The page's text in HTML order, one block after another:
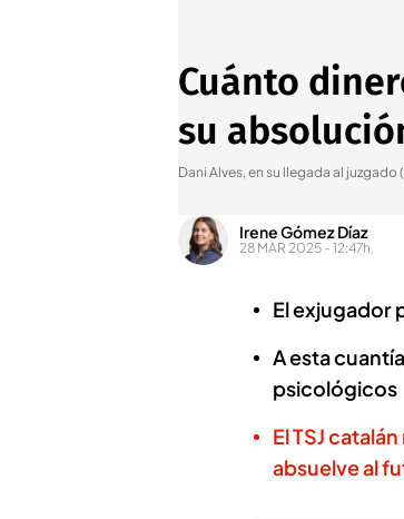
Cuánto
su
Dani Alves, en su llegada al juzgado
Irene Gómez Díaz
28 MAR 2025 - 12:47h.
El exjugador
A esta
psicológicos
El TSJ
absuelve al